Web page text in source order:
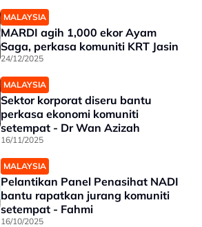
MALAYSIA
MARDI agih 1,000 ekor Ayam
Saga, perkasa komuniti KRT Jasin
24/12/2025
MALAYSIA
Sektor korporat diseru bantu
perkasa ekonomi komuniti
setempat - Dr Wan Azizah
16/11/2025
MALAYSIA
Pelantikan Panel Penasihat NADI
bantu rapatkan jurang komuniti
setempat - Fahmi
16/10/2025